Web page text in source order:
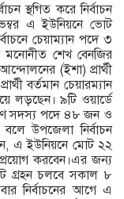
স্থগিত করে নির্বাচন
এ ইউনিয়নে ভোট
চেয়াম্যান পদে ৩
মনোনীত শেখ বেনজির
(ইশা) প্রার্থী
বর্তমান চেয়ারম্যান
লড়ছেন। ৯টি ওয়ার্ডে
সদস্য পদে ৪৮ জন ও
উপজেলা নির্বাচন
এ ইউনিয়নে মোট ২২
করবেন।এর জন্য
গ্রহন চলবে সকাল ৮
নির্বাচনের আগে এ